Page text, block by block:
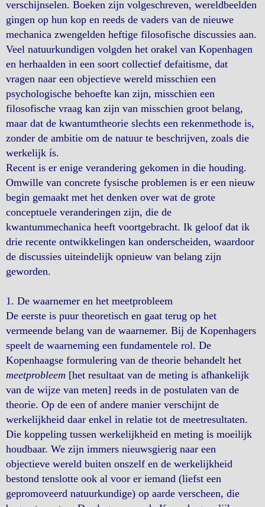
verschijnselen. Boeken zijn volgeschreven, wereldbeelden
gingen op hun kop en reeds de vaders van de nieuwe
mechanica zwengelden heftige filosofische discussies aan.
Veel natuurkundigen volgden het orakel van Kopenhagen
en herhaalden in een soort collectief defaitisme, dat
vragen naar een objectieve wereld misschien een
psychologische behoefte kan zijn, misschien een
filosofische vraag kan zijn van misschien groot belang,
maar dat de kwantumtheorie slechts een rekenmethode is,
zonder de ambitie om de natuur te beschrijven, zoals die
werkelijk ís.
Recent is er enige verandering gekomen in die houding.
Omwille van concrete fysische problemen is er een nieuw
begin gemaakt met het denken over wat de grote
conceptuele veranderingen zijn, die de
kwantummechanica heeft voortgebracht. Ik geloof dat ik
drie recente ontwikkelingen kan onderscheiden, waardoor
de discussies uiteindelijk opnieuw van belang zijn
geworden.
1. De waarnemer en het meetprobleem
De eerste is puur theoretisch en gaat terug op het
vermeende belang van de waarnemer. Bij de Kopenhagers
speelt de waarneming een fundamentele rol. De
Kopenhaagse formulering van de theorie behandelt het
meetprobleem [het resultaat van de meting is afhankelijk
van de wijze van meten] reeds in de postulaten van de
theorie. Op de een of andere manier verschijnt de
werkelijkheid daar enkel in relatie tot de meetresultaten.
Die koppeling tussen werkelijkheid en meting is moeilijk
houdbaar. We zijn immers nieuwsgierig naar een
objectieve wereld buiten onszelf en de werkelijkheid
bestond tenslotte ook al voor er iemand (liefst een
gepromoveerd natuurkundige) op aarde verscheen, die